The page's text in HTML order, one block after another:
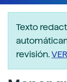
Texto
revisión.